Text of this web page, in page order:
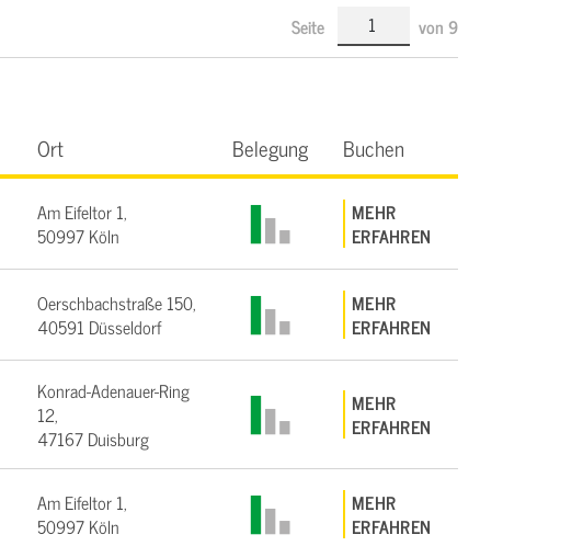
Seite von 9
Ort Belegung Buchen
Am Eifeltor 1,
50997 Köln
MEHR
ERFAHREN
Oerschbachstraße 150,
40591 Düsseldorf
MEHR
ERFAHREN
Konrad-Adenauer-Ring
12,
47167 Duisburg
MEHR
ERFAHREN
Am Eifeltor 1,
50997 Köln
MEHR
ERFAHREN